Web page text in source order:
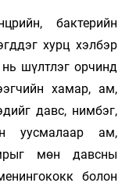
бактерийн
хурц хэлбэр
шүлтлэг орчинд
хамар, ам,
давс, нимбэг,
уусмалаар ам,
мөн давсны
болон